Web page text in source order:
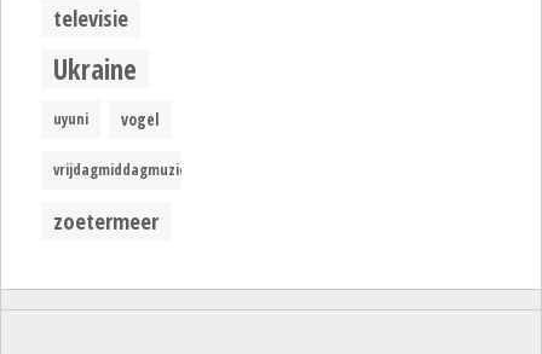
televisie
Ukraine
uyuni vogel
vrijdagmiddagmuziek
zoetermeer